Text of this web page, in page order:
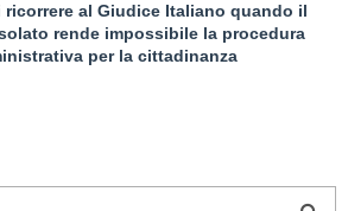
ricorrere al Giudice Italiano quando il
rende impossibile la procedura
per la cittadinanza